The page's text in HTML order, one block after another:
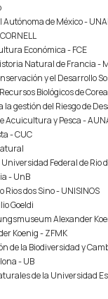
de México -
Económica - FCE
Natural de Francia -
y el Desarrollo
Biológicos de
gestión del Riesgo de
Acuicultura y Pesca -
- CUC
Federal de Rio
- UnB
Rios dos Sino - UNISINOS
Goeldi
Alexander
Koenig - ZFMK
de la Biodiversidad y
- UB
de la Universidad